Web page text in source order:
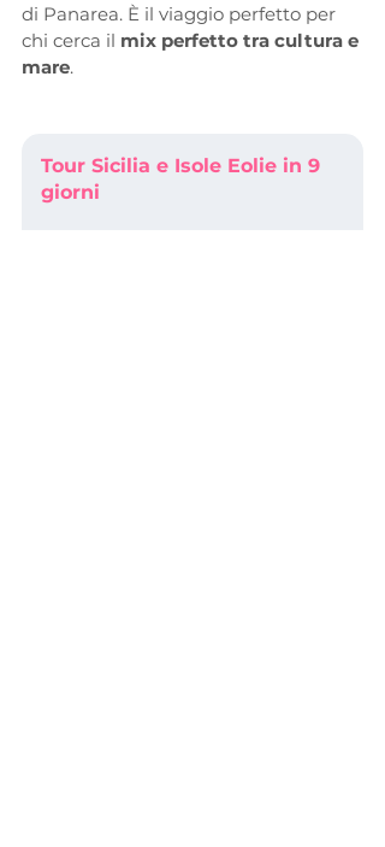
di Panarea. È il viaggio perfetto per
chi cerca il mix perfetto tra cultura e
mare.
Tour Sicilia e Isole Eolie in 9
giorni